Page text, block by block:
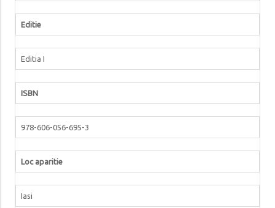
Editie
Editia I
ISBN
978-606-056-695-3
Loc aparitie
Iasi